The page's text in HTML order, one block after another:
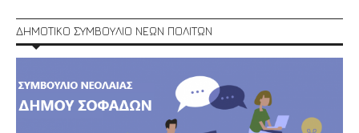
ΔΗΜΟΤΙΚΟ ΣΥΜΒΟΥΛΙΟ ΝΕΩΝ ΠΟΛΙΤΩΝ